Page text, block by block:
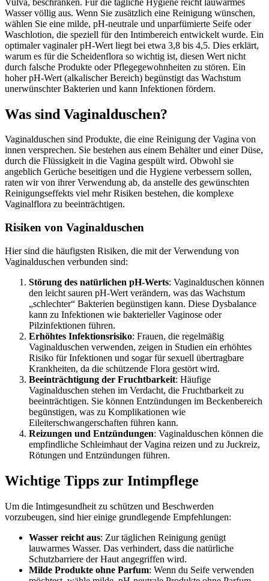
Wasser völlig aus. Wenn Sie zusätzlich eine Reinigung wünschen,
wählen Sie eine milde, pH-neutrale und unparfümierte Seife oder
Waschlotion, die speziell für den Intimbereich entwickelt wurde. Ein
optimaler vaginaler pH-Wert liegt bei etwa 3,8 bis 4,5. Dies erklärt,
warum es für die Scheidenflora so wichtig ist, diesen Wert nicht
durch falsche Produkte oder Pflegegewohnheiten zu stören. Ein
hoher pH-Wert (alkalischer Bereich) begünstigt das Wachstum
unerwünschter Bakterien und kann Infektionen fördern.
Was sind Vaginalduschen?
Vaginalduschen sind Produkte, die eine Reinigung der Vagina von
innen versprechen. Sie bestehen aus einem Behälter und einer Düse,
durch die Flüssigkeit in die Vagina gespült wird. Obwohl sie
angeblich Gerüche beseitigen und die Hygiene verbessern sollen,
raten wir von ihrer Verwendung ab, da anstelle des gewünschten
Reinigungseffekts viel mehr Risiken bestehen, die komplexe
Vaginalflora zu beeinträchtigen.
Risiken von Vaginalduschen
Hier sind die häufigsten Risiken, die mit der Verwendung von
Vaginalduschen verbunden sind:
Störung des natürlichen pH-Werts: Vaginalduschen können
den leicht sauren pH-Wert verändern, was das Wachstum
„schlechter“ Bakterien begünstigen kann. Diese Dysbalance
kann zu Infektionen wie bakterieller Vaginose oder
Pilzinfektionen führen.
Erhöhtes Infektionsrisiko: Frauen, die regelmäßig
Vaginalduschen verwenden, zeigen in Studien ein erhöhtes
Risiko für Infektionen und sogar für sexuell übertragbare
Krankheiten, da die schützende Flora gestört wird.
Beeinträchtigung der Fruchtbarkeit: Häufige
Vaginalduschen stehen im Verdacht, die Fruchtbarkeit zu
beeinträchtigen. Sie können Entzündungen im Beckenbereich
begünstigen, was zu Komplikationen wie
Eileiterschwangerschaften führen kann.
Reizungen und Entzündungen: Vaginalduschen können die
empfindliche Schleimhaut der Vagina reizen und zu Juckreiz,
Rötungen und Entzündungen führen.
Wichtige Tipps zur Intimpflege
Um die Intimgesundheit zu schützen und Beschwerden
vorzubeugen, sind hier einige grundlegende Empfehlungen:
Wasser reicht aus: Zur täglichen Reinigung genügt
lauwarmes Wasser. Das verhindert, dass die natürliche
Schutzbarriere der Haut angegriffen wird.
Milde Produkte ohne Parfum: Wenn du Seife verwenden